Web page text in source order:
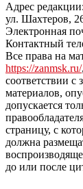
Адрес
ул. Шахтеров,
Электронная
Контактный
Все права на
https://zanmsk.ru/
соответствии с
материалов,
допускается
страницу, с
должна
до или после